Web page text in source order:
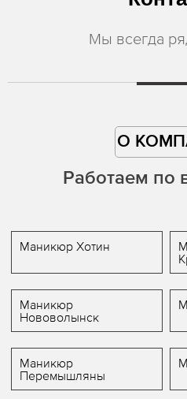
Мы всегда
О
Работаем по
Маникюр Хотин
Маникюр
Нововолынск
Маникюр
Перемышляны